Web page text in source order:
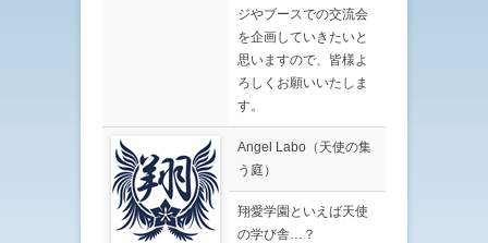
ジやブースでの交流会
を企画していきたいと
思いますので、皆様よ
ろしくお願いいたしま
す。
Angel Labo（天使の集
う庭）
翔愛学園といえば天使
の学び舎…？